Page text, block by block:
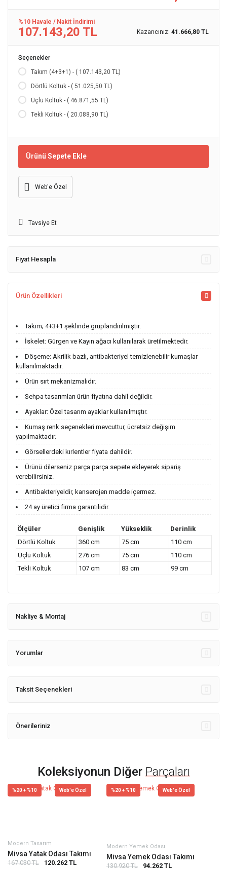
%10 Havale / Nakit İndirimi
107.143,20 TL Kazancınız: 41.666,80 TL
Seçenekler
Takım (4+3+1) - ( 107.143,20 TL)
Dörtlü Koltuk - ( 51.025,50 TL)
Üçlü Koltuk - ( 46.871,55 TL)
Tekli Koltuk - ( 20.088,90 TL)
Ürünü Sepete Ekle
Web'e Özel
Tavsiye Et
Fiyat Hesapla
Ürün Özellikleri
Takım; 4+3+1 şeklinde gruplandırılmıştır.
İskelet: Gürgen ve Kayın ağacı kullanılarak üretilmektedir.
Döşeme: Akrilik bazlı, antibakteriyel temizlenebilir kumaşlar
kullanılmaktadır.
Ürün sırt mekanizmalıdır.
Sehpa tasarımları ürün fiyatına dahil değildir.
Ayaklar: Özel tasarım ayaklar kullanılmıştır.
Kumaş renk seçenekleri mevcuttur, ücretsiz değişim
yapılmaktadır.
Görsellerdeki kırlentler fiyata dahildir.
Ürünü dilerseniz parça parça sepete ekleyerek sipariş
verebilirsiniz.
Antibakteriyeldir, kanserojen madde içermez.
24 ay üretici firma garantilidir.
Ölçüler Genişlik Yükseklik
Derinlik
Dörtlü Koltuk
360 cm 75 cm
110 cm
Üçlü Koltuk
276 cm 75 cm
110 cm
Tekli Koltuk
107 cm 83 cm 99 cm
Nakliye & Montaj
Yorumlar
Taksit Seçenekleri
Önerileriniz
Koleksiyonun Diğer Parçaları
%20 + %10 Web'e Özel
Modern Tasarım
Mivsa Yatak Odası Takımı
167.030 TL 120.262 TL
%20 + %10 Web'e Özel
Modern Yemek Odası
Mivsa Yemek Odası Takımı
130.920 TL 94.262 TL